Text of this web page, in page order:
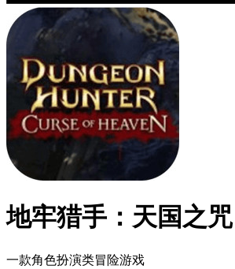
地牢猎手：天国之咒
一款角色扮演类冒险游戏